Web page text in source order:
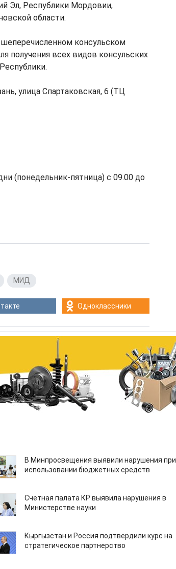
Эл, Республики Мордовии,
области.
консульском
получения всех видов консульских
улица Спартаковская, 6 (ТЦ
(понедельник-пятница) с 09.00 до
МИД
Одноклассники
В Минпросвещения выявили нарушения при
использовании бюджетных средств
Счетная палата КР выявила нарушения в
Министерстве науки
Кыргызстан и Россия подтвердили курс на
стратегическое партнерство